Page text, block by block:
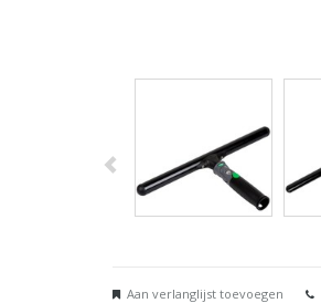
Aan verlanglijst toevoegen